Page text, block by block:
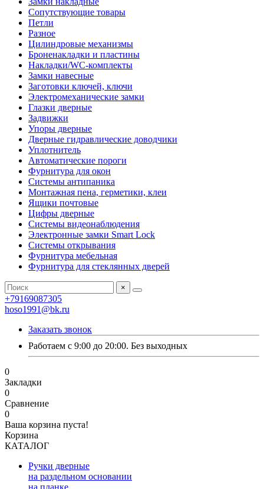
Сопутствующие товары
Петли
Разное
Цилиндровые механизмы
Броненакладки и пластины
Накладки/WC-комплекты
Замки навесные
Заготовки ключей, ключи
Электромеханические замки
Глазки дверные
Задвижки
Упоры дверные
Дверные гидравлические доводчики
Уплотнитель
Автоматические пороги
Фурнитура для окон
Системы антипаника
Монтажная пена, герметики, клеи
Ящики почтовые
Цифры дверные
Системы видеонаблюдения
Электронные замки Smart Lock
Системы открывания
Фурнитура мебельная
Фурнитура для стеклянных дверей
×
+79169087305
hoso1991@bk.ru
Заказать звонок
Работаем с 9:00 до 20:00. Без выходных
0
Закладки
0
Сравнение
0
Ваша корзина пуста!
Корзина
КАТАЛОГ
Ручки дверные
на раздельном основании
на планке